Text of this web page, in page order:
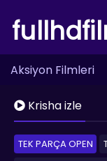
Aksiyon Filmleri
Krisha izle
TEK PARÇA OPEN